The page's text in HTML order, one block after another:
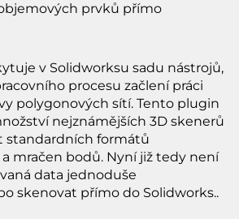
prvků přímo
v Solidworksu sadu nástrojů,
procesu začlení práci
polygonových sítí. Tento plugin
nejznámějších 3D skenerů
standardních formátů
mračen bodů. Nyní již tedy není
data jednoduše
skenovat přímo do Solidworks..